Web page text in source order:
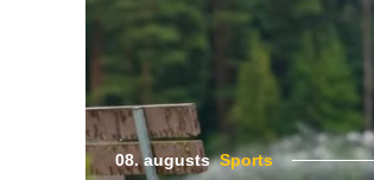
08. augusts Sports